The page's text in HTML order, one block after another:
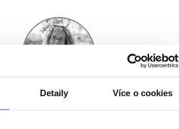
Detaily Více o cookies